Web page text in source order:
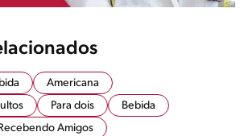
Americana
Para dois
Bebida
Amigos